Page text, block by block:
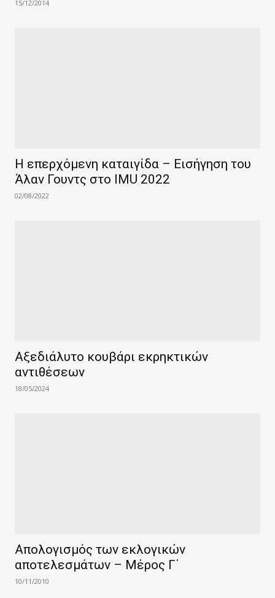
15/12/2014
Η επερχόμενη καταιγίδα – Εισήγηση του
Άλαν Γουντς στο IMU 2022
02/08/2022
Αξεδιάλυτο κουβάρι εκρηκτικών
αντιθέσεων
18/05/2024
Απολογισμός των εκλογικών
αποτελεσμάτων – Μέρος Γ΄
10/11/2010